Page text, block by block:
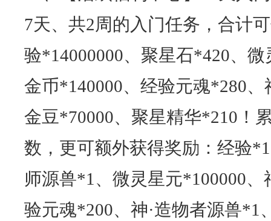
7天、共2周的入门任务，合计
验*14000000、聚星石*420、
金币*140000、经验元魂*280
金豆*70000、聚星精华*210！
数，更可额外获得奖励：经验
师源兽*1、微灵星元*100000、
验元魂*200、神·造物者源兽*1